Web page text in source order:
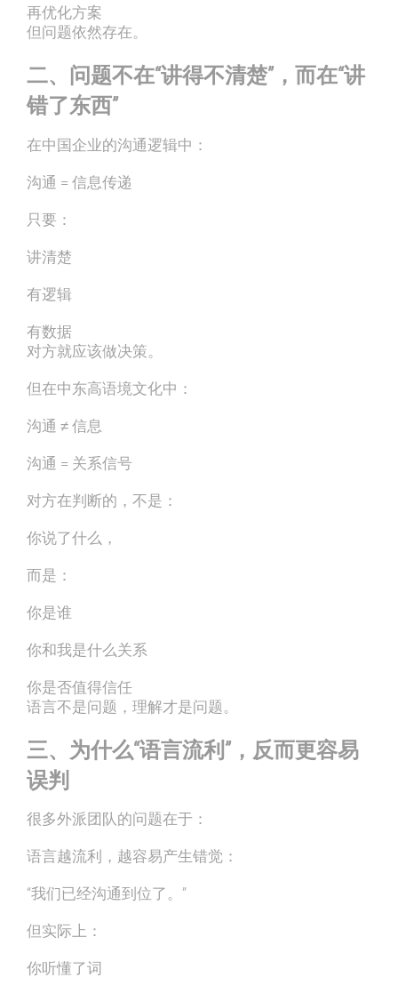
再优化方案
但问题依然存在。
二、问题不在“讲得不清楚”，而在“讲
错了东西”
在中国企业的沟通逻辑中：
沟通 = 信息传递
只要：
讲清楚
有逻辑
有数据
对方就应该做决策。
但在中东高语境文化中：
沟通 ≠ 信息
沟通 = 关系信号
对方在判断的，不是：
你说了什么，
而是：
你是谁
你和我是什么关系
你是否值得信任
语言不是问题，理解才是问题。
三、为什么“语言流利”，反而更容易
误判
很多外派团队的问题在于：
语言越流利，越容易产生错觉：
“我们已经沟通到位了。”
但实际上：
你听懂了词